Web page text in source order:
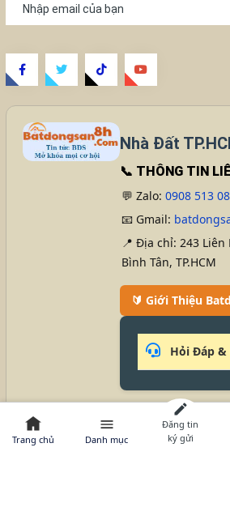
Nhà Đất
📞 THÔNG TIN
💬 Zalo: 0908 513
📧 Gmail:
📍 Địa chỉ: 243 Liên
Bình Tân, TP.HCM
🔰 Giới Thiệu
Hỏi Đáp &
🛡️ Privacy Policy
Trang chủ Danh mục
Đăng tin
ký gửi